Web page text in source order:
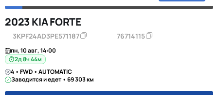
2023 KIA FORTE
3KPF24AD3PE571187 76714115
пн, 10 авг, 14:00
2д 8ч 44м
4 • FWD • AUTOMATIC
Заводится и едет • 69 303 км